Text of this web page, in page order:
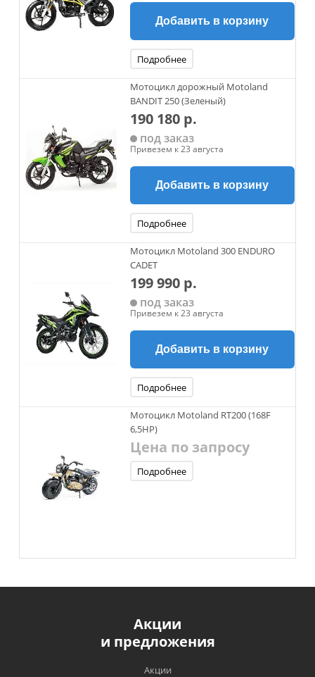
Добавить в корзину
Подробнее
Мотоцикл дорожный Motoland
BANDIT 250 (Зеленый)
190 180 р.
под заказ
Привезем к 23 августа
Добавить в корзину
Подробнее
Мотоцикл Motoland 300 ENDURO
CADET
199 990 р.
под заказ
Привезем к 23 августа
Добавить в корзину
Подробнее
Мотоцикл Motoland RT200 (168F
6,5HP)
Цена по запросу
Подробнее
Акции
и предложения
Акции